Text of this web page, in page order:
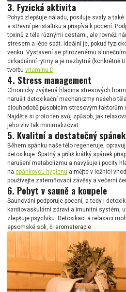
3. Fyzická aktivita
Pohyb zlepšuje náladu, posiluje svaly a
a střevní peristaltiku a přispívá k pocení.
toxinů z těla různými cestami, ale rovněž
stresem a lépe spát. Ideální je, pokud
venku. Vystavení se přirozenému
cirkadiánní rytmy a je nezbytné (konkrétně
tvorbu vitamínu D.
4. Stress management
Chronicky zvýšená hladina stresových
narušit detoxikační mechanizmy našeho
dlouhodobě působícím stresovým faktorům
Najděte si proto ten svůj způsob, jak
jeho vliv tak minimalizovat
5. Kvalitní a dostatečný spánek
Během spánku naše tělo regeneruje,
detoxikuje. Špatný a příliš krátký spánek
narušení metabolizmu a navyšuje i pocity
na spánkovou hygienu a mějte v ložnici
používejte zatemňovací závěsy a večerní
6. Pobyt v sauně a koupele
Saunování podporuje pocení, a tedy i
kardiovaskulární zdraví a imunitní systém,
zlepšuje psychiku. Detoxikaci a relaxaci
epsomské soli, či aromaterapie.